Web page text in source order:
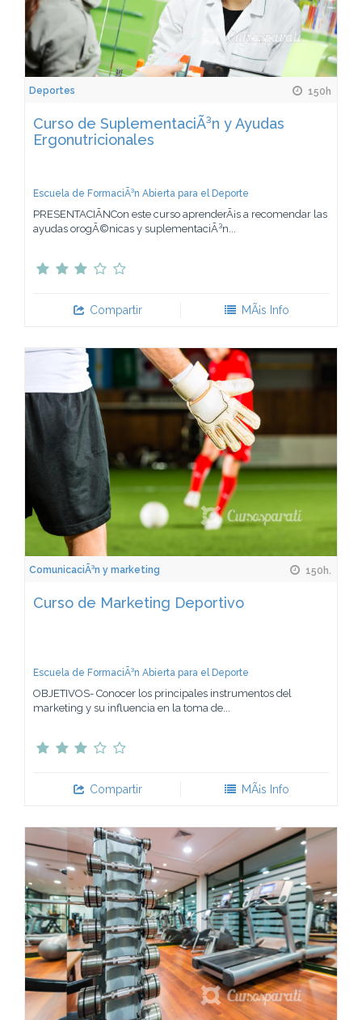
Deportes 150h
Curso de SuplementaciÃ³n y Ayudas
Ergonutricionales
Escuela de FormaciÃ³n Abierta para el Deporte
PRESENTACIÃNCon este curso aprenderÃ¡s a recomendar las
ayudas orogÃ©nicas y suplementaciÃ³n...
Compartir MÃ¡s Info
ComunicaciÃ³n y marketing 150h.
Curso de Marketing Deportivo
Escuela de FormaciÃ³n Abierta para el Deporte
OBJETIVOS- Conocer los principales instrumentos del
marketing y su influencia en la toma de...
Compartir MÃ¡s Info